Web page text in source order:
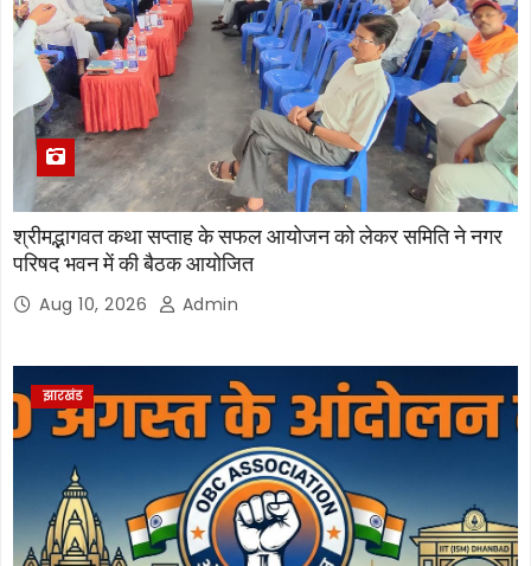
श्रीमद्भागवत कथा सप्ताह के सफल आयोजन को लेकर समिति ने नगर
परिषद भवन में की बैठक आयोजित
Aug 10, 2026 Admin
झारखंड